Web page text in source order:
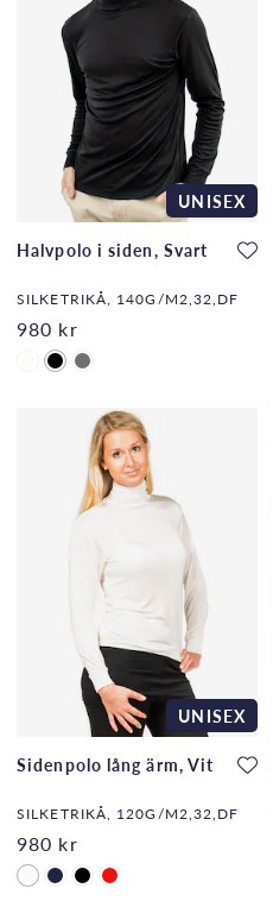
UNISEX
Halvpolo i siden, Svart
SILKETRIKÅ, 140G/M2,32,DF
980 kr
UNISEX
Sidenpolo lång ärm, Vit
SILKETRIKÅ, 120G/M2,32,DF
980 kr